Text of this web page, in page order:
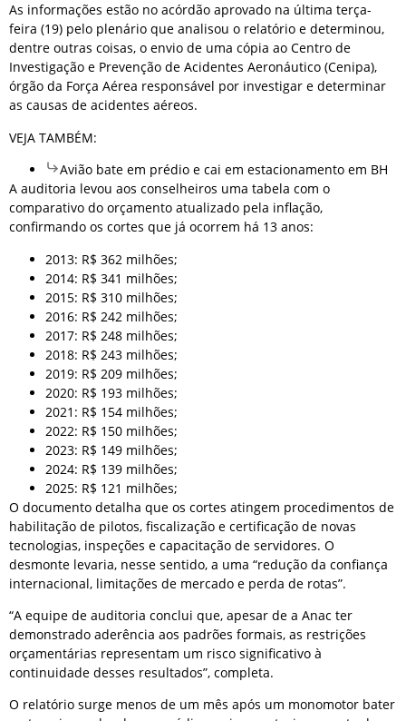
As informações estão no acórdão aprovado na última terça-
feira (19) pelo plenário que analisou o relatório e determinou,
dentre outras coisas, o envio de uma cópia ao Centro de
Investigação e Prevenção de Acidentes Aeronáutico (Cenipa),
órgão da Força Aérea responsável por investigar e determinar
as causas de acidentes aéreos.
VEJA TAMBÉM:
Avião bate em prédio e cai em estacionamento em BH
A auditoria levou aos conselheiros uma tabela com o
comparativo do orçamento atualizado pela inflação,
confirmando os cortes que já ocorrem há 13 anos:
2013: R$ 362 milhões;
2014: R$ 341 milhões;
2015: R$ 310 milhões;
2016: R$ 242 milhões;
2017: R$ 248 milhões;
2018: R$ 243 milhões;
2019: R$ 209 milhões;
2020: R$ 193 milhões;
2021: R$ 154 milhões;
2022: R$ 150 milhões;
2023: R$ 149 milhões;
2024: R$ 139 milhões;
2025: R$ 121 milhões;
O documento detalha que os cortes atingem procedimentos de
habilitação de pilotos, fiscalização e certificação de novas
tecnologias, inspeções e capacitação de servidores. O
desmonte levaria, nesse sentido, a uma “redução da confiança
internacional, limitações de mercado e perda de rotas”.
“A equipe de auditoria conclui que, apesar de a Anac ter
demonstrado aderência aos padrões formais, as restrições
orçamentárias representam um risco significativo à
continuidade desses resultados”, completa.
O relatório surge menos de um mês após um monomotor bater